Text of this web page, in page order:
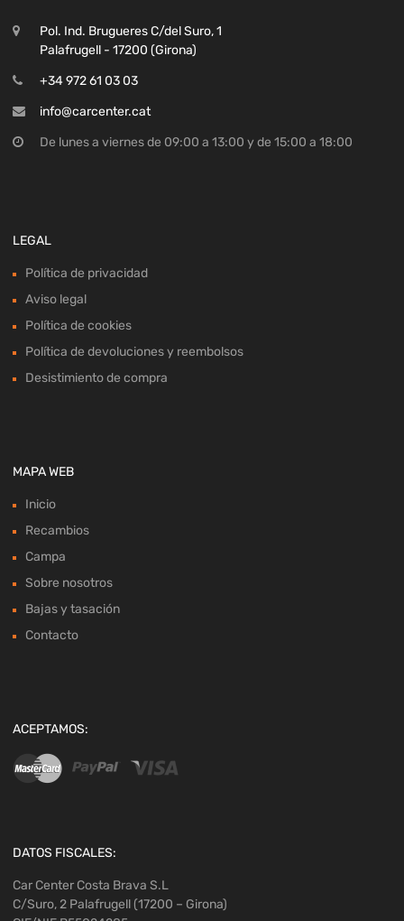
Pol. Ind. Brugueres C/del Suro, 1
Palafrugell - 17200 (Girona)
+34 972 61 03 03
info@carcenter.cat
De lunes a viernes de 09:00 a 13:00 y de 15:00 a 18:00
LEGAL
Política de privacidad
Aviso legal
Política de cookies
Política de devoluciones y reembolsos
Desistimiento de compra
MAPA WEB
Inicio
Recambios
Campa
Sobre nosotros
Bajas y tasación
Contacto
ACEPTAMOS:
DATOS FISCALES:
Car Center Costa Brava S.L
C/Suro, 2 Palafrugell (17200 – Girona)